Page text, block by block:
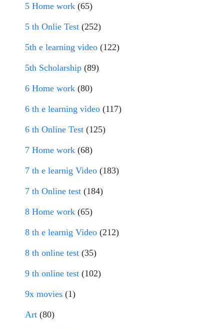
5 Home work (65)
5 th Onlie Test (252)
5th e learning video (122)
5th Scholarship (89)
6 Home work (80)
6 th e learning video (117)
6 th Online Test (125)
7 Home work (68)
7 th e learnig Video (183)
7 th Online test (184)
8 Home work (65)
8 th e learnig Video (212)
8 th online test (35)
9 th online test (102)
9x movies (1)
Art (80)